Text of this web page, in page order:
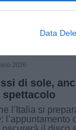
Data
2026
di sole,
spettacolo
l’Italia si
l’appuntamento